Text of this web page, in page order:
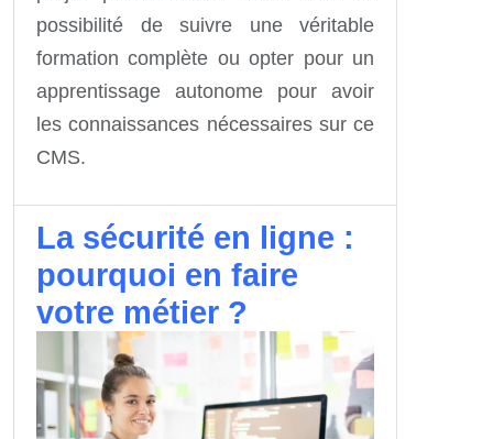
possibilité de suivre une véritable
formation complète ou opter pour un
apprentissage autonome pour avoir
les connaissances nécessaires sur ce
CMS.
La sécurité en ligne :
pourquoi en faire
votre métier ?